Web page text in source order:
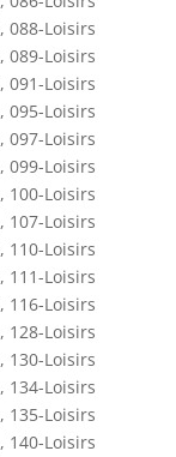
, 088-Loisirs
, 089-Loisirs
, 091-Loisirs
, 095-Loisirs
, 097-Loisirs
, 099-Loisirs
, 100-Loisirs
, 107-Loisirs
, 110-Loisirs
, 111-Loisirs
, 116-Loisirs
, 128-Loisirs
, 130-Loisirs
, 134-Loisirs
, 135-Loisirs
, 140-Loisirs